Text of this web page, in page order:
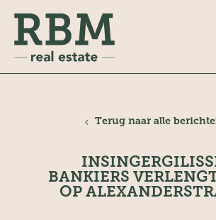
Terug naar alle
BANKIERS
OP